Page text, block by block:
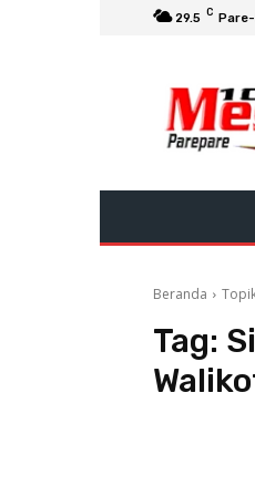
29.5 C
Beranda
Tag: